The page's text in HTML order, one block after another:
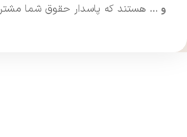
و … هستند که پاسدار حقوق شما